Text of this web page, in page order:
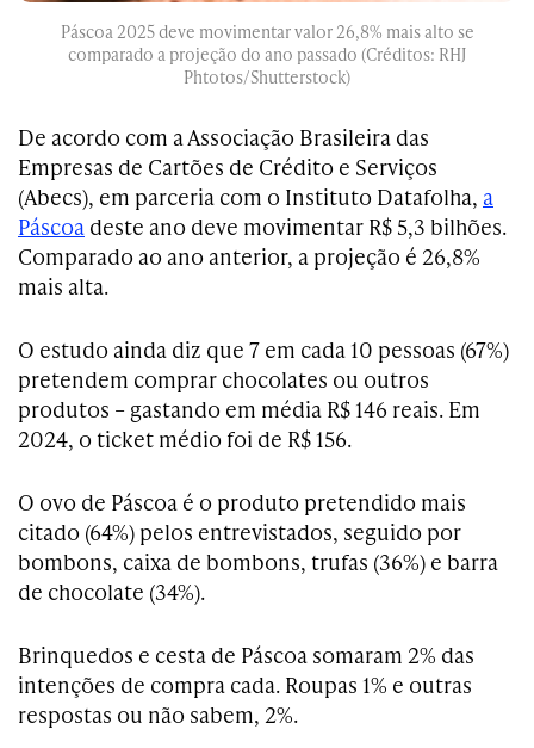
Páscoa 2025 deve movimentar valor 26,8% mais alto se
comparado a projeção do ano passado (Créditos: RHJ
Phtotos/Shutterstock)
De acordo com a Associação Brasileira das
Empresas de Cartões de Crédito e Serviços
(Abecs), em parceria com o Instituto Datafolha, a
Páscoa deste ano deve movimentar R$ 5,3 bilhões.
Comparado ao ano anterior, a projeção é 26,8%
mais alta.
O estudo ainda diz que 7 em cada 10 pessoas (67%)
pretendem comprar chocolates ou outros
produtos – gastando em média R$ 146 reais. Em
2024, o ticket médio foi de R$ 156.
O ovo de Páscoa é o produto pretendido mais
citado (64%) pelos entrevistados, seguido por
bombons, caixa de bombons, trufas (36%) e barra
de chocolate (34%).
Brinquedos e cesta de Páscoa somaram 2% das
intenções de compra cada. Roupas 1% e outras
respostas ou não sabem, 2%.